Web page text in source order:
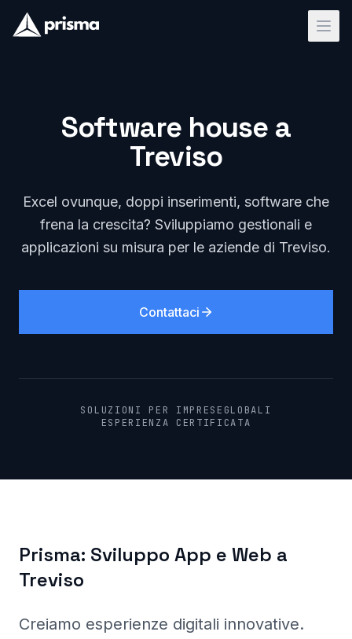
Software house a
Treviso
Excel ovunque, doppi inserimenti, software che
frena la crescita? Sviluppiamo gestionali e
applicazioni su misura per le aziende di Treviso.
Contattaci
SOLUZIONI PER IMPRESE GLOBALI
ESPERIENZA CERTIFICATA
Prisma: Sviluppo App e Web a
Treviso
Creiamo esperienze digitali innovative.